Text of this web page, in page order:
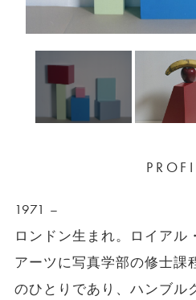
1971 –
ロンドン生まれ。ロイアル
アーツに写真学部の修士課
のひとりであり、ハンブル